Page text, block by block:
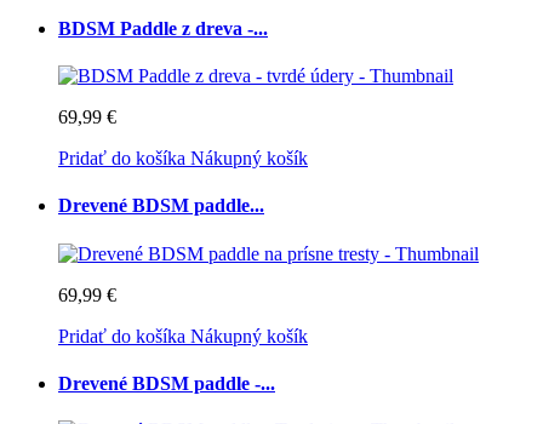
BDSM Paddle z dreva -...
69,99 €
Pridať do košíka Nákupný košík
Drevené BDSM paddle...
69,99 €
Pridať do košíka Nákupný košík
Drevené BDSM paddle -...